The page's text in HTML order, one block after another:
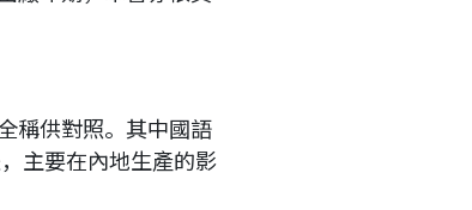
稱供對照。其中國語
主要在內地生產的影